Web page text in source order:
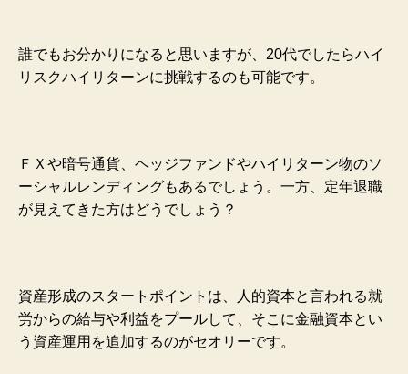
誰でもお分かりになると思いますが、20代でしたらハイ
リスクハイリターンに挑戦するのも可能です。
ＦＸや暗号通貨、ヘッジファンドやハイリターン物のソ
ーシャルレンディングもあるでしょう。一方、定年退職
が見えてきた方はどうでしょう？
資産形成のスタートポイントは、人的資本と言われる就
労からの給与や利益をプールして、そこに金融資本とい
う資産運用を追加するのがセオリーです。